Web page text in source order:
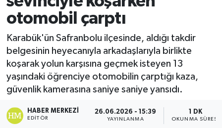
otomobil çarptı
Karabük'ün Safranbolu ilçesinde, aldığı takdir
belgesinin heyecanıyla arkadaşlarıyla birlikte
koşarak yolun karşısına geçmek isteyen 13
yaşındaki öğrenciye otomobilin çarptığı kaza,
güvenlik kamerasına saniye saniye yansıdı.
HABER MERKEZI
EDITÖR
26.06.2026 - 15:39
YAYINLANMA
1 DK
OKUNMA SÜRESI
Ekonomi
Sağlık
Tokat Haber